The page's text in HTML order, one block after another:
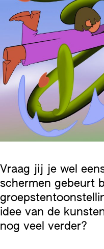
Vraag jij je wel
schermen gebeurt
idee van de
nog veel verder?